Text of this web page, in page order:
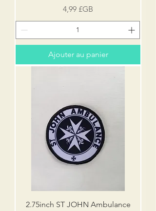
Prix
4,99 £GB
Ajouter au panier
2.75inch ST JOHN Ambulance